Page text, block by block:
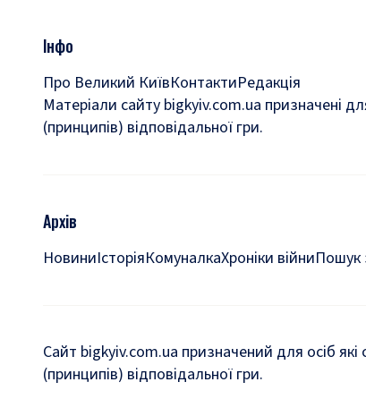
Інфо
Про Великий КиївКонтактиРедакція
Матеріали сайту bigkyiv.com.ua призначені
(принципів) відповідальної гри.
Архів
НовиниІсторіяКомуналкаХроніки війниПошук
Сайт bigkyiv.com.ua призначений для осіб
(принципів) відповідальної гри.